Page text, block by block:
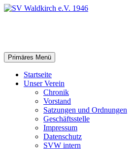
Zum
Suchen
Primäres Menü
Startseite
Unser Verein
Chronik
Vorstand
Satzungen und Ordnungen
Geschäftsstelle
Impressum
Datenschutz
SVW intern